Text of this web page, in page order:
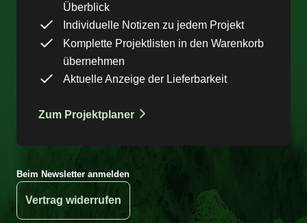
Überblick
Individuelle Notizen zu jedem Projekt
Komplette Projektlisten in den Warenkorb
übernehmen
Aktuelle Anzeige der Lieferbarkeit
Zum Projektplaner
Beim Newsletter anmelden
Vertrag widerrufen